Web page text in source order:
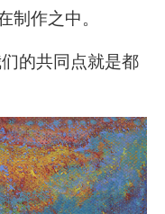
制作之中。
的共同点就是都